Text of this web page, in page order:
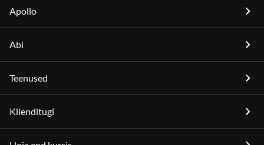
Apollo
Abi
Teenused
Klienditugi